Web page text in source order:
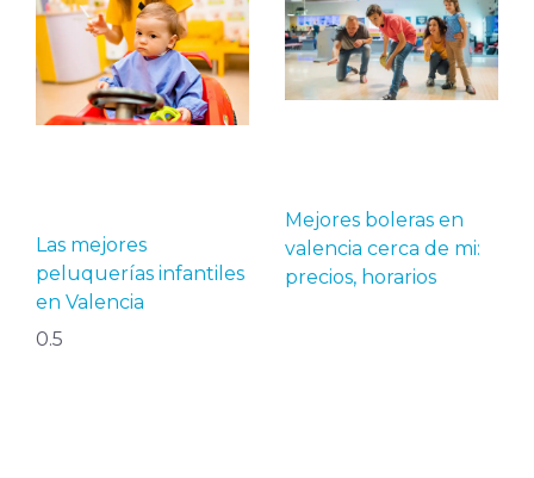
Las mejores
peluquerías infantiles
en Valencia
Mejores boleras en
valencia cerca de mi:
precios, horarios